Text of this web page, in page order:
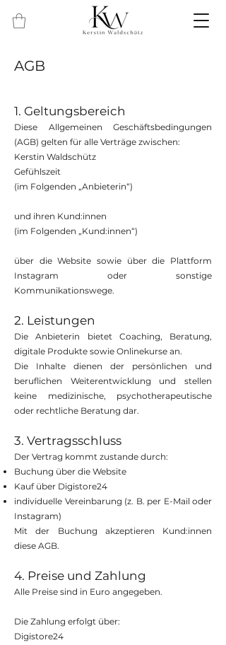
AGB
1. Geltungsbereich
Diese Allgemeinen Geschäftsbedingungen
(AGB) gelten für alle Verträge zwischen:
Kerstin Waldschütz
Gefühlszeit
(im Folgenden „Anbieterin“)
und ihren Kund:innen
(im Folgenden „Kund:innen“)
über die Website sowie über die Plattform
Instagram oder sonstige
Kommunikationswege.
2. Leistungen
Die Anbieterin bietet Coaching, Beratung,
digitale Produkte sowie Onlinekurse an.
Die Inhalte dienen der persönlichen und
beruflichen Weiterentwicklung und stellen
keine medizinische, psychotherapeutische
oder rechtliche Beratung dar.
3. Vertragsschluss
Der Vertrag kommt zustande durch:
Buchung über die Website
Kauf über Digistore24
individuelle Vereinbarung (z. B. per E-Mail oder
Instagram)
Mit der Buchung akzeptieren Kund:innen
diese AGB.
4. Preise und Zahlung
Alle Preise sind in Euro angegeben.
Die Zahlung erfolgt über:
Digistore24